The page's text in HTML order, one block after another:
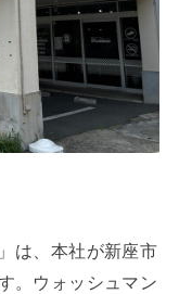
は、本社が新座市
。ウォッシュマン